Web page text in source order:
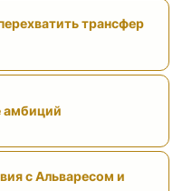
трансфер
амбиций
с Альваресом и